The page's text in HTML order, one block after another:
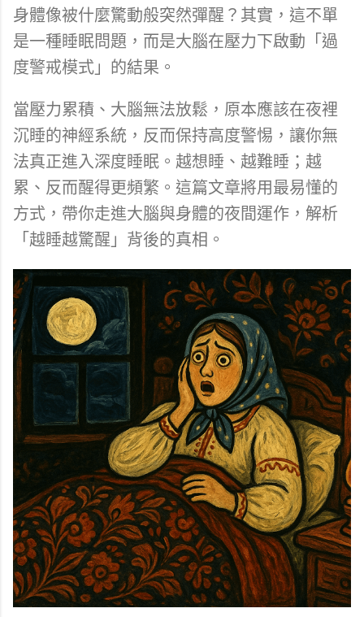
身體像被什麼驚動般突然彈醒？其實，這不單
是一種睡眠問題，而是大腦在壓力下啟動「過
度警戒模式」的結果。
當壓力累積、大腦無法放鬆，原本應該在夜裡
沉睡的神經系統，反而保持高度警惕，讓你無
法真正進入深度睡眠。越想睡、越難睡；越
累、反而醒得更頻繁。這篇文章將用最易懂的
方式，帶你走進大腦與身體的夜間運作，解析
「越睡越驚醒」背後的真相。